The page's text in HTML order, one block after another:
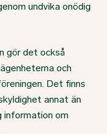
undvika onödig
gör det också
och
Det finns
annat än
information om